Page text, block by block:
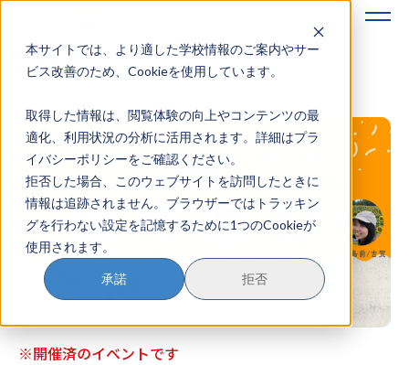
本サイトでは、より適した学校情報のご案内やサー
ビス改善のため、Cookieを使用しています。
取得した情報は、閲覧体験の向上やコンテンツの最
適化、利用状況の分析に活用されます。詳細はプラ
イバシーポリシーをご確認ください。
拒否した場合、このウェブサイトを訪問したときに
情報は追跡されません。ブラウザーではトラッキン
グを行わない設定を記憶するために1つのCookieが
使用されます。
承諾 拒否
地域みらい留学のすすめかた
地域みらい留学とは
学校を探す
イベントを探す
おためし地域留学
マガジン
奨学金について
※開催済のイベントです